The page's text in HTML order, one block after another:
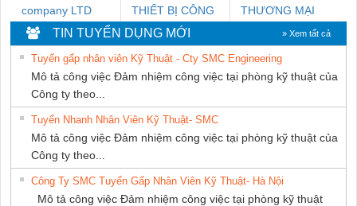
company LTD
THIẾT BỊ CÔNG
NGHIỆP NIHON
SETSUBI VIỆT
NAM
THƯƠNG MẠI
THIÊN ÂN VIỆT
NAM
TIN TUYỂN DỤNG MỚI » Xem tất cả
Tuyển gấp nhân viên Kỹ Thuật - Cty SMC Engineering
Mô tả công việc Đảm nhiệm công việc tại phòng kỹ thuật của
Công ty theo...
Tuyển Nhanh Nhân Viên Kỹ Thuật- SMC
Mô tả công việc Đảm nhiệm công việc tại phòng kỹ thuật của
Công ty theo...
Công Ty SMC Tuyển Gấp Nhân Viên Kỹ Thuật- Hà Nội
Mô tả công việc Đảm nhiệm công việc tại phòng kỹ thuật